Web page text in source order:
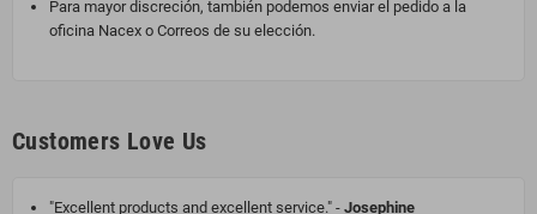
Para mayor discreción, también podemos enviar el pedido a la
oficina Nacex o Correos de su elección.
Customers Love Us
"Excellent products and excellent service." - Josephine